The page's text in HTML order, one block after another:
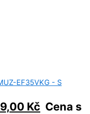
EF35VKG - S
Kč Cena s